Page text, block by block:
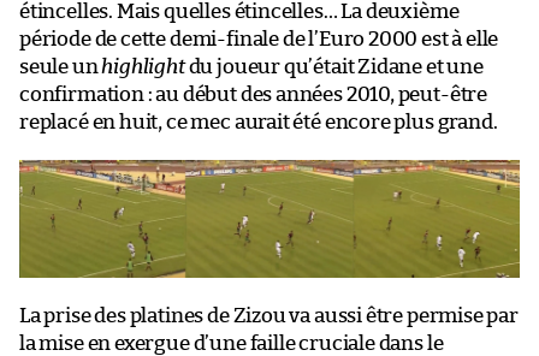
étincelles. Mais quelles étincelles… La deuxième
période de cette demi-finale de l’Euro 2000 est à elle
seule un highlightdu joueur qu’était Zidane et une
confirmation : au début des années 2010, peut-être
replacé en huit, ce mec aurait été encore plus grand.
La prise des platines de Zizou va aussi être permise par
la mise en exergue d’une faille cruciale dans le